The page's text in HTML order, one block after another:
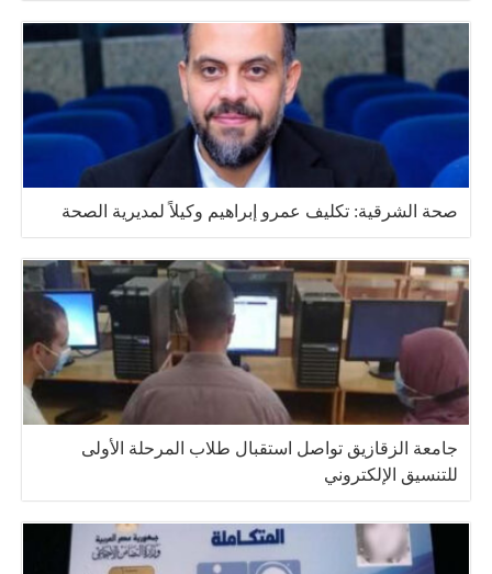
صحة الشرقية: تكليف عمرو إبراهيم وكيلاً لمديرية الصحة
جامعة الزقازيق تواصل استقبال طلاب المرحلة الأولى
للتنسيق الإلكتروني